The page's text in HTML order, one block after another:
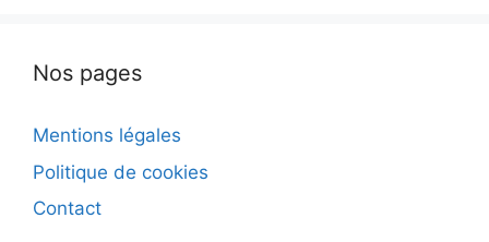
Nos pages
Mentions légales
Politique de cookies
Contact